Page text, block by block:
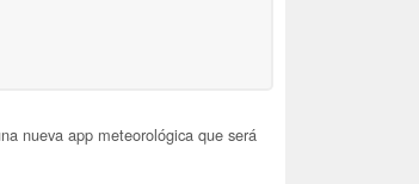
nueva app meteorológica que será